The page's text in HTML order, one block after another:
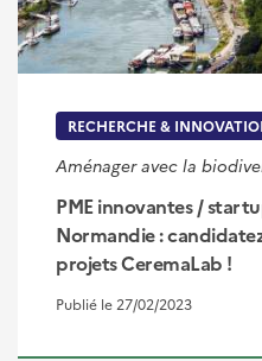
RECHERCHE &
Aménager avec la
PME innovantes /
Normandie :
projets CeremaLab !
Publié le 27/02/2023